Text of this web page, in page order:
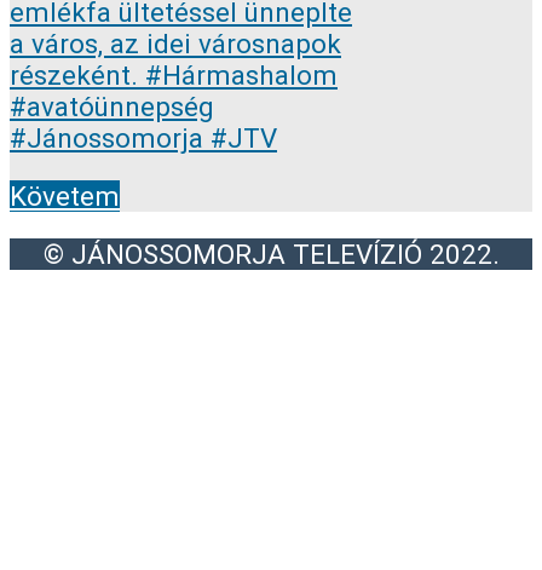
Követem
© JÁNOSSOMORJA TELEVÍZIÓ 2022.